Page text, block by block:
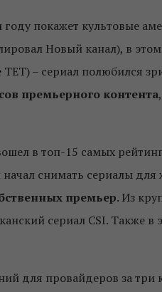
покажет культовые
Новый канал), в
ТЕТ) – сериал полюбился
премьерного контента
в топ-15 самых
начал снимать сериалы
премьер. Из
сериал CSI. Также
для провайдеров за